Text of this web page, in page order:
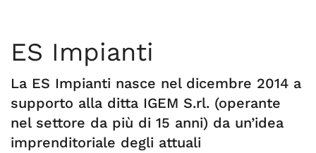
ES Impianti
La ES Impianti nasce nel dicembre 2014 a
supporto alla ditta IGEM S.rl. (operante
nel settore da più di 15 anni) da un’idea
imprenditoriale degli attuali